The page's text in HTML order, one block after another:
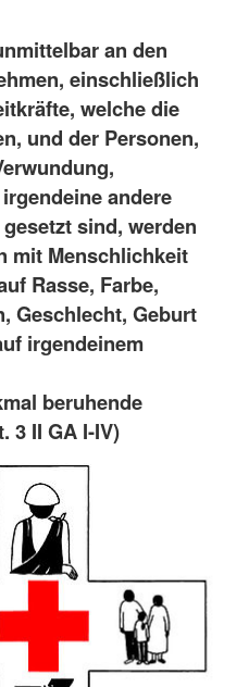
an den
einschließlich
welche die
und der Personen,
andere
sind, werden
mit Menschlichkeit
Rasse, Farbe,
Geschlecht, Geburt
irgendeinem
beruhende
3 II GA I-IV)